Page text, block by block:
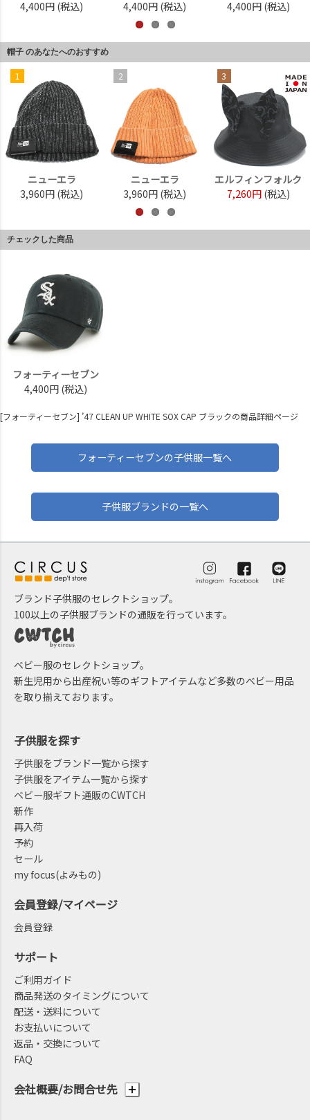
4,400円 (税込)
4,400円 (税込)
4,400円 (税込)
帽子 のあなたへのおすすめ
1
ニューエラ
3,960円 (税込)
2
ニューエラ
3,960円 (税込)
3
エルフィンフォルク
7,260円 (税込)
チェックした商品
フォーティーセブン
4,400円 (税込)
[フォーティーセブン] ’47 CLEAN UP WHITE SOX CAP ブラックの商品詳細ページ
フォーティーセブンの子供服一覧へ
子供服ブランドの一覧へ
ブランド子供服のセレクトショップ。
100以上の子供服ブランドの通販を行っています。
ベビー服のセレクトショップ。
新生児用から出産祝い等のギフトアイテムなど多数のベビー用品
を取り揃えております。
会社概要/お問合せ先
子供服を探す
子供服をブランド一覧から探す
子供服をアイテム一覧から探す
ベビー服ギフト通販のCWTCH
新作
再入荷
予約
セール
my focus(よみもの)
会員登録/マイページ
会員登録
サポート
ご利用ガイド
商品発送のタイミングについて
配送・送料について
お支払いについて
返品・交換について
FAQ